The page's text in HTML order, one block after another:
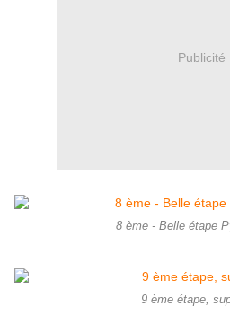
Publicité
8 ème - Belle étape
9 ème étape,